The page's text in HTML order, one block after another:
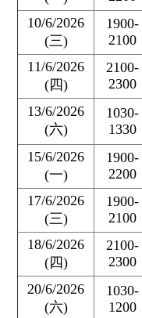
10/6/2026
(三)
1900-
2100
11/6/2026
(四)
2100-
2300
13/6/2026
(六)
1030-
1330
15/6/2026
(一)
1900-
2200
17/6/2026
(三)
1900-
2100
18/6/2026
(四)
2100-
2300
20/6/2026
(六)
1030-
1200